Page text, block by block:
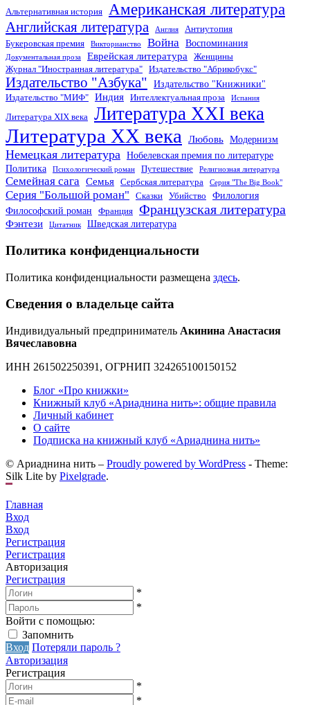
Альтернативная история Американская литература
Английская литература Англия
Антиутопия
Букеровская премия
Викторианство Война Воспоминания
Документальная проза Еврейская литература
Женщины
Журнал "Иностранная литература"
Издательство "Абрикобукс"
Издательство "Азбука" Издательство "Книжники"
Издательство "МИФ" Индия Интеллектуальная проза Испания
Литература XIX века Литература XXI века
Литература XX века Любовь Модернизм
Немецкая литература Нобелевская премия по литературе
Политика
Психологический роман Путешествие Религиозная литература
Семейная сага Семья Сербская литература Серия "The Big Book"
Серия "Большой роман" Сказки Убийство
Филология
Философский роман
Франция Французская литература
Фэнтези Цитатник Шведская литература
Политика конфиденциальности
Политика конфиденциальности размещена здесь.
Сведения о владельце сайта
Индивидуальный предприниматель Акинина Анастасия
Вячеславовна
ИНН 261502250391, ОГРНИП 324265100150152
Блог «Про книжки»
Книжный клуб «Ариаднина нить»: общие правила
Личный кабинет
О сайте
Подписка на книжный клуб «Ариаднина нить»
© Ариаднина нить – Proudly powered by WordPress - Theme:
Silk Lite by Pixelgrade.
Главная
Вход
Вход
Регистрация
Регистрация
Авторизация
Регистрация
*
*
Войти с помощью:
Запомнить
Вход Потеряли пароль ?
Авторизация
Регистрация
*
*